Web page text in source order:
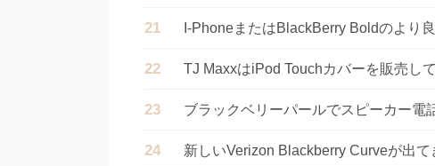
I-PhoneまたはBlackBerry Boldのより
TJ MaxxはiPod Touchカバーを販売し
ブラックベリーパールでスピーカー電
新しいVerizon Blackberry Curveが出て